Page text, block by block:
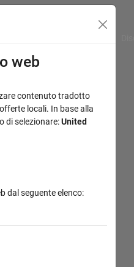
web
contenuto tradotto
locali. In base alla
di selezionare:United
dal seguente elenco: